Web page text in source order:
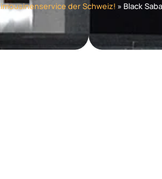
der Schweiz! » Black